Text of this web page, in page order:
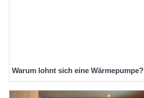
Warum lohnt sich eine Wärmepumpe?